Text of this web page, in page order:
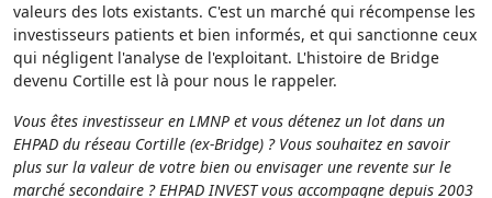
valeurs des lots existants. C'est un marché qui récompense les
investisseurs patients et bien informés, et qui sanctionne ceux
qui négligent l'analyse de l'exploitant. L'histoire de Bridge
devenu Cortille est là pour nous le rappeler.
Vous êtes investisseur en LMNP et vous détenez un lot dans un
EHPAD du réseau Cortille (ex-Bridge) ? Vous souhaitez en savoir
plus sur la valeur de votre bien ou envisager une revente sur le
marché secondaire ? EHPAD INVEST vous accompagne depuis 2003